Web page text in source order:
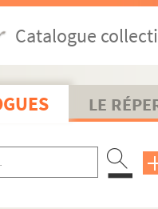
Catalogue
LE